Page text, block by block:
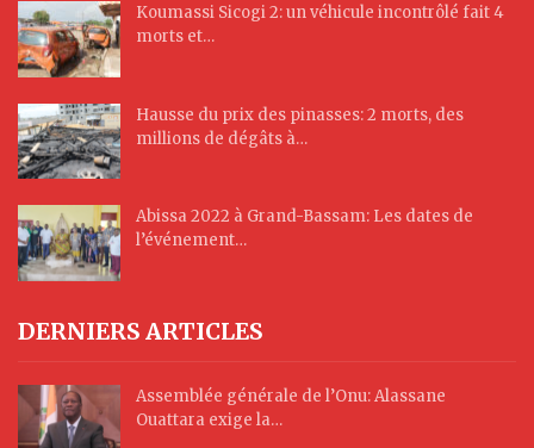
Koumassi Sicogi 2: un véhicule incontrôlé fait 4
morts et…
Hausse du prix des pinasses: 2 morts, des
millions de dégâts à…
Abissa 2022 à Grand-Bassam: Les dates de
l’événement…
DERNIERS ARTICLES
Assemblée générale de l’Onu: Alassane
Ouattara exige la…